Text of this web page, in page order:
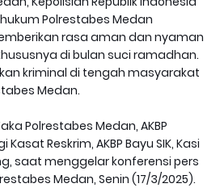
Polrestabes Medan
rasa aman dan nyaman
di bulan suci ramadhan.
kriminal di tengah masyarakat
Medan.
Polrestabes Medan, AKBP
Reskrim, AKBP Bayu SIK, Kasi
saat menggelar konferensi pers
Medan, Senin (17/3/2025).